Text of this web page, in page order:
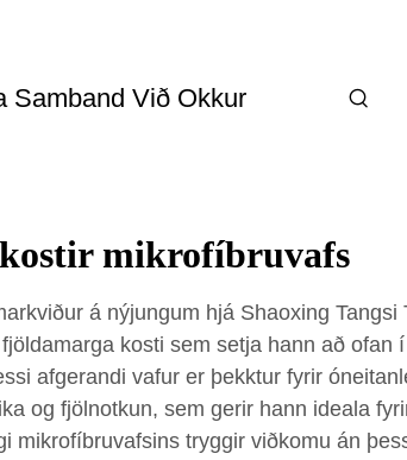
Samband Við Okkur
mikrofíbruvafs
á nýjungum hjá Shaoxing Tangsi
kosti sem setja hann að ofan í
afgerandi vafur er þekktur fyrir
og fjölnotkun, sem gerir hann ideala
mikrofíbruvafsins tryggir viðkomu án